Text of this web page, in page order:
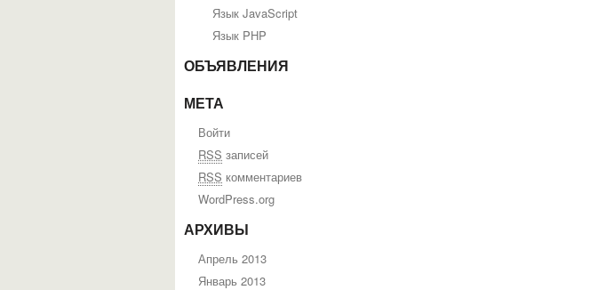
Язык JavaScript
Язык PHP
ОБЪЯВЛЕНИЯ
МЕТА
Войти
RSS записей
RSS комментариев
WordPress.org
АРХИВЫ
Апрель 2013
Январь 2013